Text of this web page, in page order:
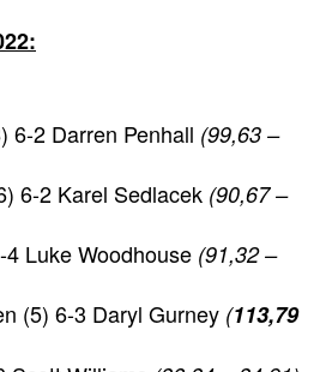
6-2 Darren Penhall (99,63 –
6-2 Karel Sedlacek (90,67 –
Luke Woodhouse (91,32 –
(5) 6-3 Daryl Gurney (113,79